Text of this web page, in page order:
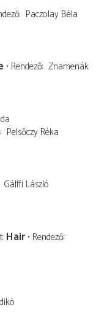
Paczolay Béla
Rendező Znamenák
Pelsőczy Réka
Gálffi László
Hair Rendező